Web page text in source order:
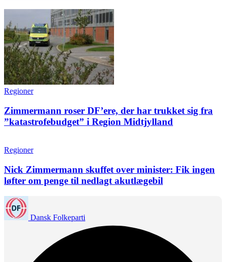
Regioner
Zimmermann roser DF’ere, der har trukket sig fra
”katastrofebudget” i Region Midtjylland
Regioner
Nick Zimmermann skuffet over minister: Fik ingen
løfter om penge til nedlagt akutlægebil
Dansk Folkeparti